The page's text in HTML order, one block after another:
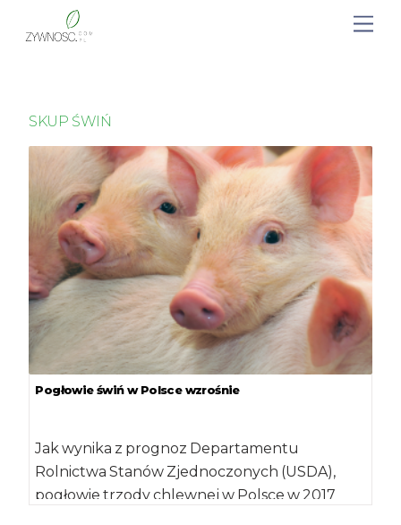
SKUP ŚWIŃ
Pogłowie świń w Polsce wzrośnie
Jak wynika z prognoz Departamentu
Rolnictwa Stanów Zjednoczonych (USDA),
pogłowie trzody chlewnej w Polsce w 2017